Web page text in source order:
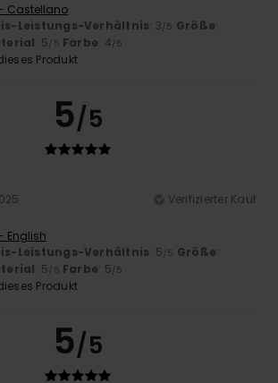
Castellano
Leistungs-Verhältnis: 3 /5 Größe:
: 5 /5 Farbe: 4 /5
Produkt
5/5
Verifizierter Kauf
English
Leistungs-Verhältnis: 5 /5 Größe:
: 5 /5 Farbe: 5 /5
Produkt
5/5